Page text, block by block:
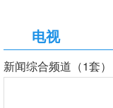
电视
新闻综合频道（1套）